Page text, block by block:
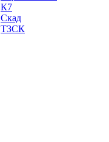
К7
Скад
ТЗСК